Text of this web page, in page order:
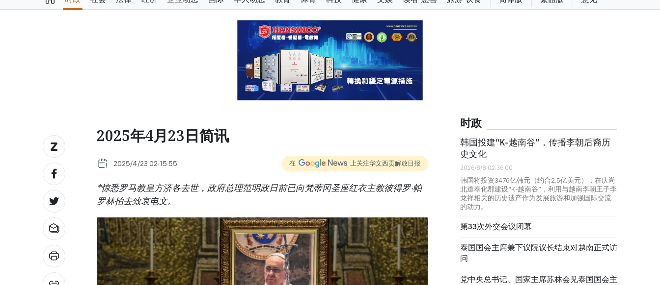
2025年4月23日简讯
2025/4/23 02:15:55 在 上关注华文西贡解放日报
*惊悉罗马教皇方济各去世，政府总理范明政日前已向梵蒂冈圣座红衣主教彼得罗‧帕
罗林拍去致哀电文。
时政
韩国投建“K-越南谷”，传播李朝后裔历
史文化
2026/8/8 02:36:00
韩国将投资3476亿韩元（约合2.5亿美元），在庆尚
北道奉化郡建设“K-越南谷”，利用与越南李朝王子李
龙祥相关的历史遗产作为发展旅游和加强国际交流
的动力。
第33次外交会议闭幕
泰国国会主席兼下议院议长结束对越南正式访
问
党中央总书记、国家主席苏林会见泰国国会主